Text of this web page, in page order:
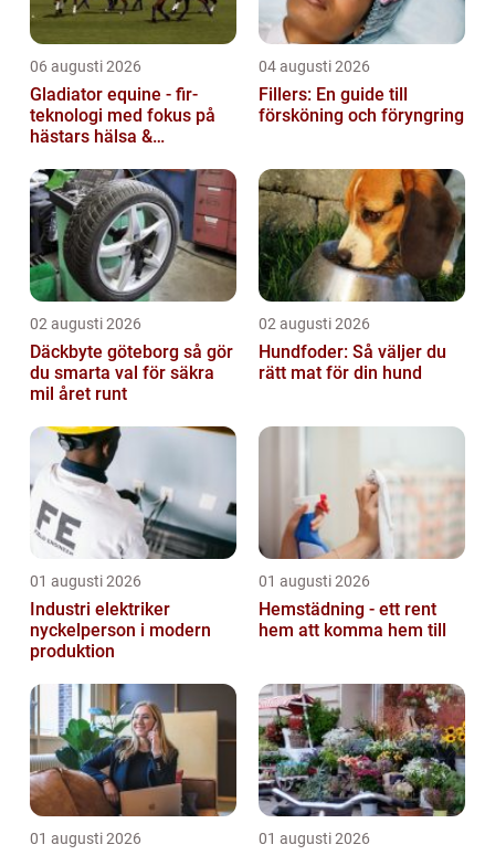
06 augusti 2026
Gladiator equine - fir-
teknologi med fokus på
hästars hälsa &
04 augusti 2026
Fillers: En guide till
försköning och föryngring
02 augusti 2026
Däckbyte göteborg så gör
du smarta val för säkra
mil året runt
02 augusti 2026
Hundfoder: Så väljer du
rätt mat för din hund
01 augusti 2026
Industri elektriker
nyckelperson i modern
produktion
01 augusti 2026
Hemstädning - ett rent
hem att komma hem till
01 augusti 2026 01 augusti 2026